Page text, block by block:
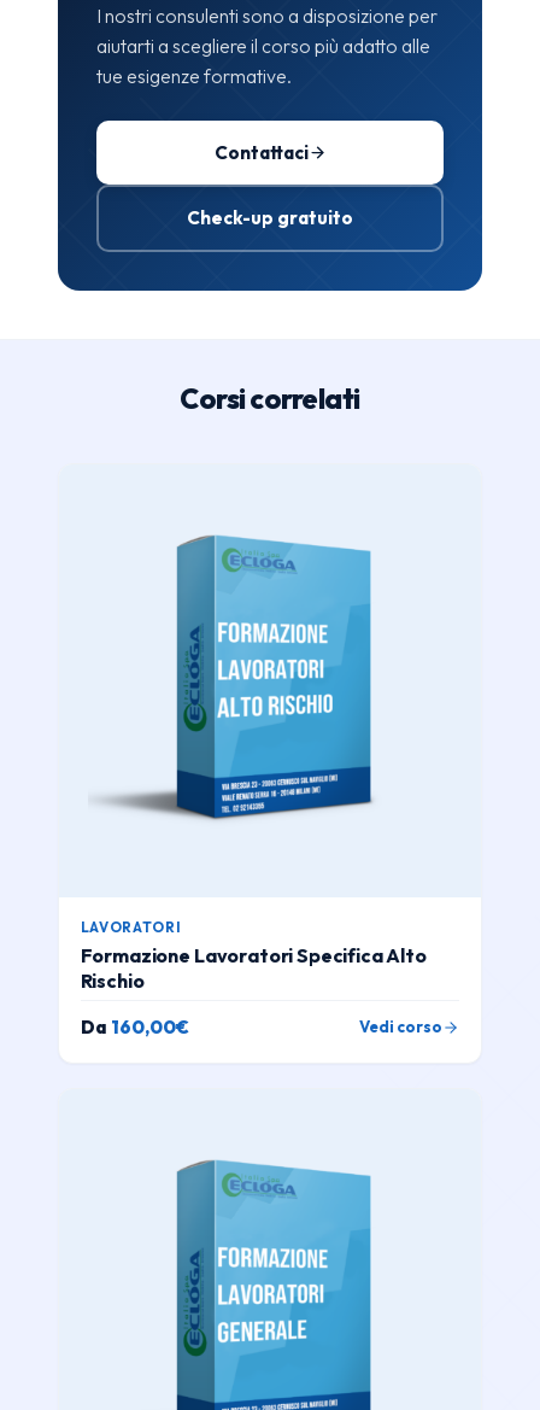
I nostri consulenti sono a disposizione per
aiutarti a scegliere il corso più adatto alle
tue esigenze formative.
Contattaci
Check-up gratuito
Corsi correlati
LAVORATORI
Formazione Lavoratori Specifica Alto
Rischio
Da 160,00€ Vedi corso